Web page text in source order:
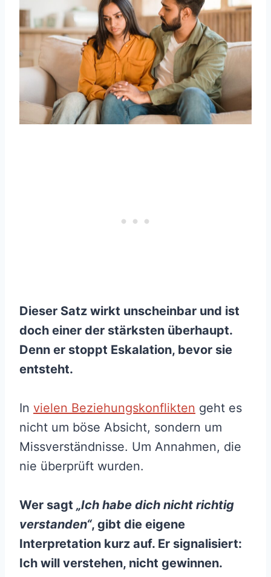
Dieser Satz wirkt unscheinbar und ist
doch einer der stärksten überhaupt.
Denn er stoppt Eskalation, bevor sie
entsteht.
In vielen Beziehungskonflikten geht es
nicht um böse Absicht, sondern um
Missverständnisse. Um Annahmen, die
nie überprüft wurden.
Wer sagt „Ich habe dich nicht richtig
verstanden“, gibt die eigene
Interpretation kurz auf. Er signalisiert:
Ich will verstehen, nicht gewinnen.